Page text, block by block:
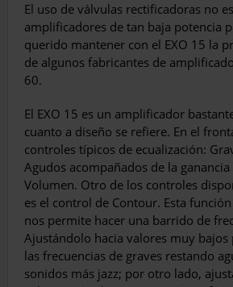
El uso de válvulas rectificadoras no
amplificadores de tan baja potencia
querido mantener con el EXO 15 la
de algunos fabricantes de
60.
El EXO 15 es un amplificador
cuanto a diseño se refiere. En el
controles típicos de ecualización:
Agudos acompañados de la
Volumen. Otro de los controles
es el control de Contour. Esta
nos permite hacer una barrido de
Ajustándolo hacia valores muy bajos
las frecuencias de graves restando
sonidos más jazz; por otro lado,